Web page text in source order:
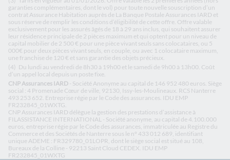
garanties complémentaires, dont le vol) pour toute nouvelle souscription d’un
contrat Assurance Habitation auprès de La Banque Postale Assurances IARD et
sous réserve de remplir les conditions d’éligibilité de cette offre. Offre valable
exclusivement pour les assurés âgés de 18 à 29 ans inclus, qui souhaitent assurer
leur résidence principale de 2 pièces maximum et qui optent pour un niveau de
capital mobilier de 2 500 € pour une pièce vivant seuls sans colocataires, ou 5
000€ pour deux pièces vivant seuls, en couple, ou avec 1 colocataire maximum,
une franchise de 120 € et sans garantie des objets précieux.
(4) Du lundi au vendredi de 8h30 à 19h00 et le samedi de 9h00 à 13h00. Coût
d’un appel local depuis un poste fixe.
CNP Assurances IARD - Société Anonyme au capital de 146 952 480 euros. Siège
social : 4 Promenade Cœur de ville, 92130, Issy-les-Moulineaux. RCS Nanterre
493 253 652. Entreprise régie par le Code des assurances. IDU EMP
FR232845_01WXTG.
CNP Assurances IARD délègue la gestion des prestations d’assistance à
FILASSISTANCE INTERNATIONAL - Société anonyme, au capital de 4.100.000
euros, entreprise régie par le Code des assurances, immatriculée au Registre du
Commerce et des Sociétés de Nanterre sous le n° 433 012 689, identifiant
unique ADEME : FR329780_01LOPR, dont le siège social est situé au 108,
Bureaux de la Colline - 92213 Saint Cloud CEDEX. IDU EMP
FR232845_01WXTG